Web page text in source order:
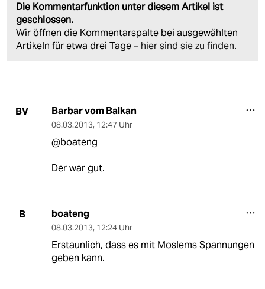
Die Kommentarfunktion unter diesem Artikel ist
geschlossen.
Wir öffnen die Kommentarspalte bei ausgewählten
Artikeln für etwa drei Tage – hier sind sie zu finden.
BV Barbar vom Balkan
08.03.2013, 12:47 Uhr
@boateng
Der war gut.
B boateng
08.03.2013, 12:24 Uhr
Erstaunlich, dass es mit Moslems Spannungen
geben kann.